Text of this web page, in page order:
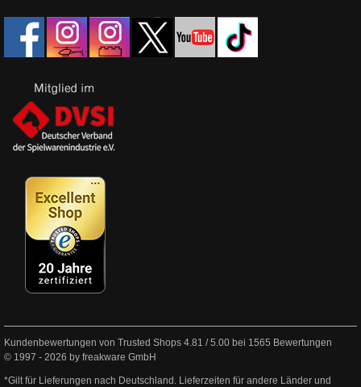
Kundenbewertungen von Trusted Shops 4.81 /5.00 bei 1565 Bewertungen
© 1997 - 2026 by freakware GmbH
*Gilt für Lieferungen nach Deutschland. Lieferzeiten für andere Länder und